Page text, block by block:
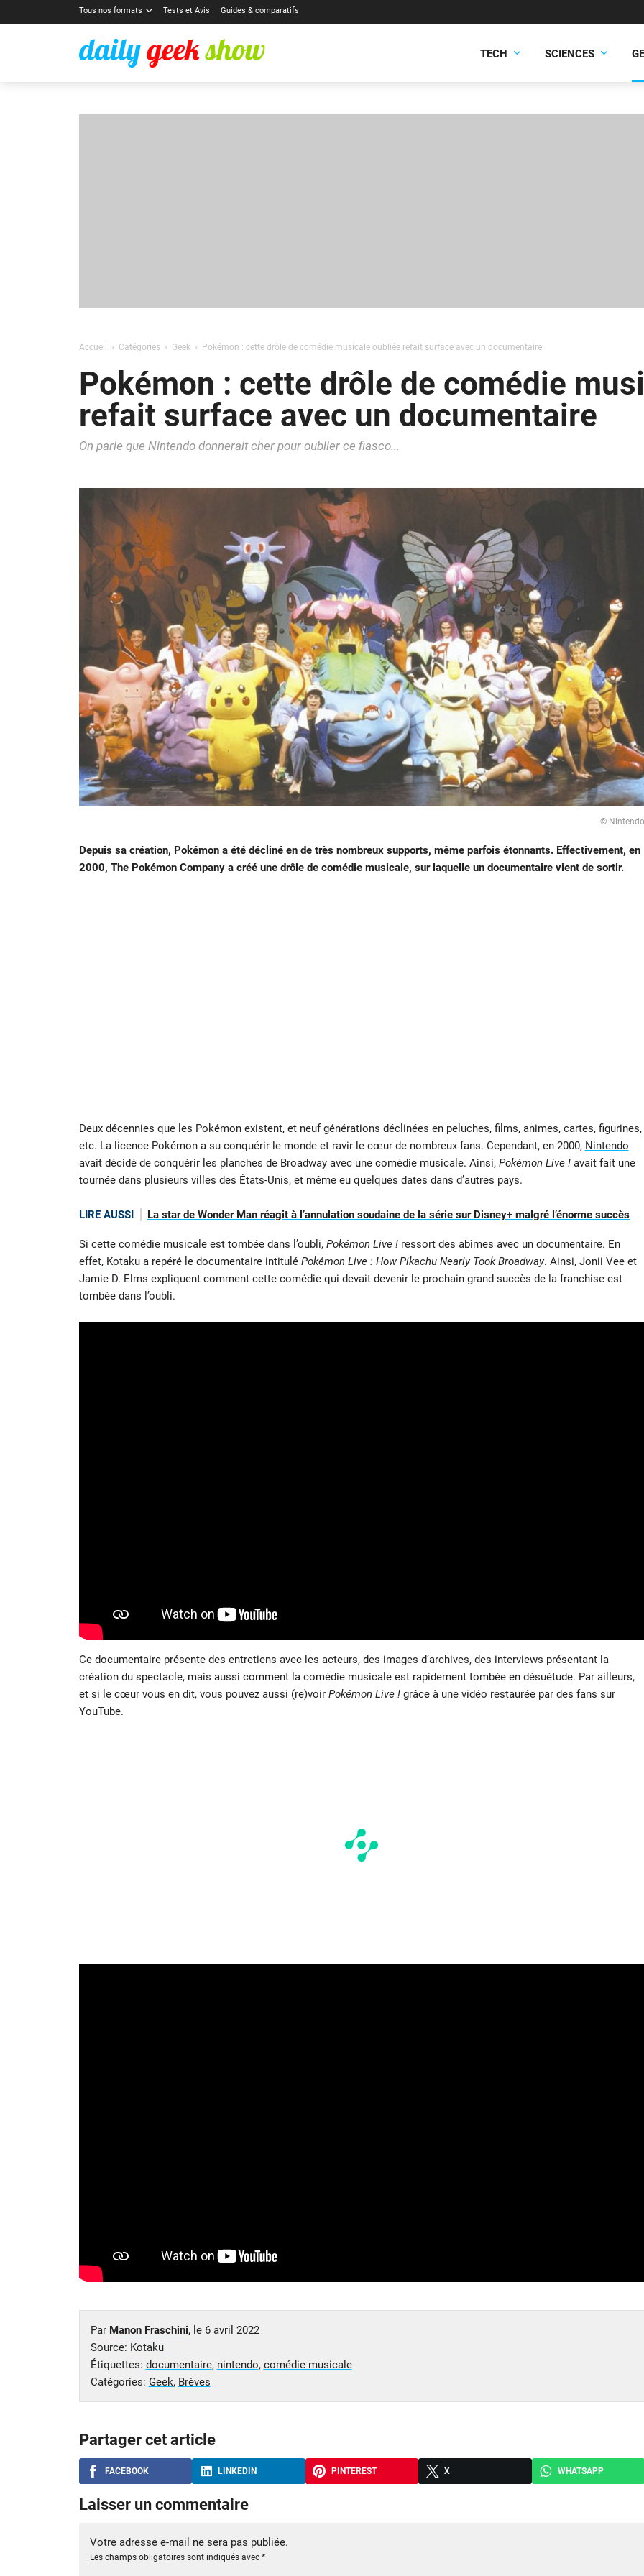
Tous nos formats Tests et Avis Guides & comparatifs
TECH SCIENCES
Accueil Catégories Geek Pokémon : cette drôle de comédie musicale oubliée refait surface avec un documentaire
Pokémon : cette drôle de comédie
refait surface avec un documentaire
On parie que Nintendo donnerait cher pour oublier ce fiasco...
© Nintendo
Depuis sa création, Pokémon a été décliné en de très nombreux supports, même parfois étonnants. Effectivement, en
2000, The Pokémon Company a créé une drôle de comédie musicale, sur laquelle un documentaire vient de sortir.
Deux décennies que les Pokémonexistent, et neuf générations déclinées en peluches, films, animes, cartes, figurines,
etc. La licence Pokémon a su conquérir le monde et ravir le cœur de nombreux fans. Cependant, en 2000, Nintendo
avait décidé de conquérir les planches de Broadway avec une comédie musicale. Ainsi, Pokémon Live ! avait fait une
tournée dans plusieurs villes des États-Unis, et même eu quelques dates dans d’autres pays.
LIRE AUSSI La star de Wonder Man réagit à l’annulation soudaine de la série sur Disney+ malgré l’énorme succès
Si cette comédie musicale est tombée dans l’oubli, Pokémon Live !ressort des abîmes avec un documentaire. En
effet, Kotakua repéré le documentaire intitulé Pokémon Live : How Pikachu Nearly Took Broadway. Ainsi, Jonii Vee et
Jamie D. Elms expliquent comment cette comédie qui devait devenir le prochain grand succès de la franchise est
tombée dans l’oubli.
Ce documentaire présente des entretiens avec les acteurs, des images d’archives, des interviews présentant la
création du spectacle, mais aussi comment la comédie musicale est rapidement tombée en désuétude. Par ailleurs,
et si le cœur vous en dit, vous pouvez aussi (re)voir Pokémon Live ! grâce à une vidéo restaurée par des fans sur
YouTube.
Par Manon Fraschini, le 6 avril 2022
Source: Kotaku
Étiquettes: documentaire, nintendo, comédie musicale
Catégories: Geek, Brèves
Partager cet article
FACEBOOK LINKEDIN PINTEREST X WHATSAPP
Laisser un commentaire
Votre adresse e-mail ne sera pas publiée.
Les champs obligatoires sont indiqués avec *